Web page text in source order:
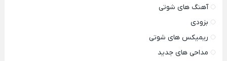
آهنگ های شوتی
بزودی
ریمیکس های شوتی
مداحی های جدید